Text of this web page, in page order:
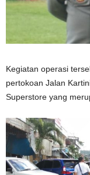
Kegiatan operasi
pertokoan Jalan
Superstore yang